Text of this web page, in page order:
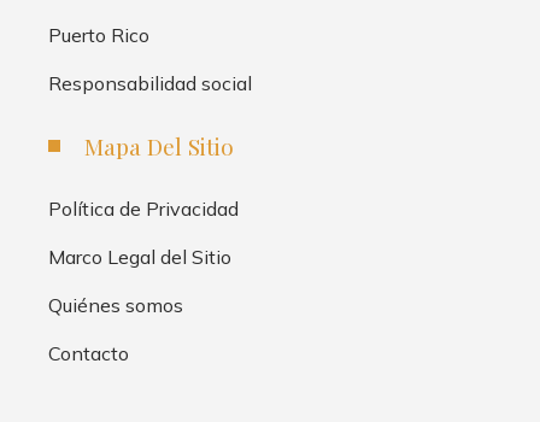
Puerto Rico
Responsabilidad social
Mapa Del Sitio
Política de Privacidad
Marco Legal del Sitio
Quiénes somos
Contacto